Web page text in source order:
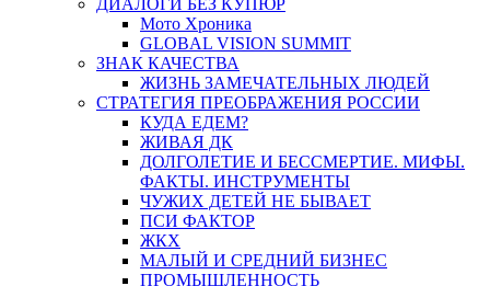
ДИАЛОГИ БЕЗ КУПЮР
Мото Хроника
GLOBAL VISION SUMMIT
ЗНАК КАЧЕСТВА
ЖИЗНЬ ЗАМЕЧАТЕЛЬНЫХ ЛЮДЕЙ
СТРАТЕГИЯ ПРЕОБРАЖЕНИЯ РОССИИ
КУДА ЕДЕМ?
ЖИВАЯ ДК
ДОЛГОЛЕТИЕ И БЕССМЕРТИЕ. МИФЫ.
ФАКТЫ. ИНСТРУМЕНТЫ
ЧУЖИХ ДЕТЕЙ НЕ БЫВАЕТ
ПСИ ФАКТОР
ЖКХ
МАЛЫЙ И СРЕДНИЙ БИЗНЕС
ПРОМЫШЛЕННОСТЬ